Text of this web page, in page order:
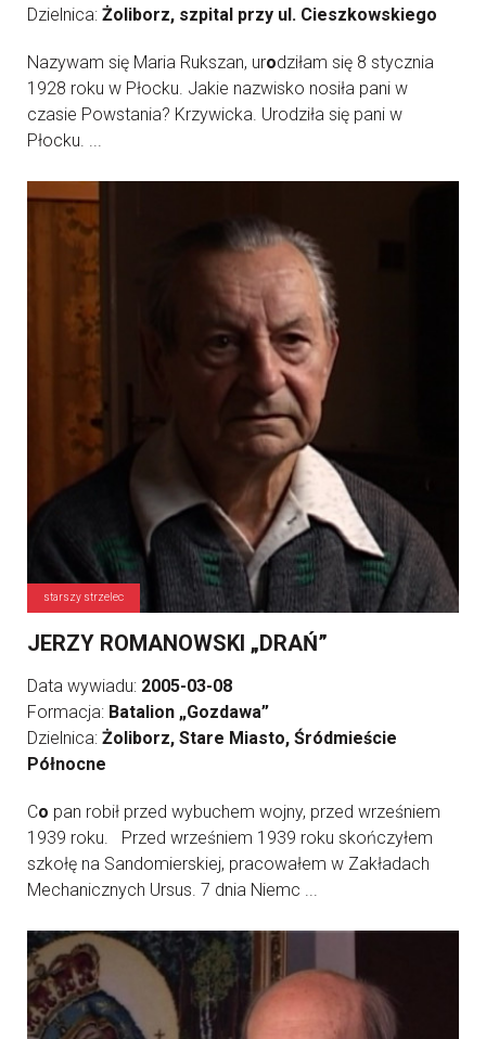
Dzielnica: Żoliborz, szpital przy ul. Cieszkowskiego
Nazywam się Maria Rukszan, urodziłam się 8 stycznia
1928 roku w Płocku. Jakie nazwisko nosiła pani w
czasie Powstania? Krzywicka. Urodziła się pani w
Płocku. ...
starszy strzelec
JERZY ROMANOWSKI „DRAŃ”
Data wywiadu: 2005-03-08
Formacja: Batalion „Gozdawa”
Dzielnica: Żoliborz, Stare Miasto, Śródmieście
Północne
Co pan robił przed wybuchem wojny, przed wrześniem
1939 roku. Przed wrześniem 1939 roku skończyłem
szkołę na Sandomierskiej, pracowałem w Zakładach
Mechanicznych Ursus. 7 dnia Niemc ...